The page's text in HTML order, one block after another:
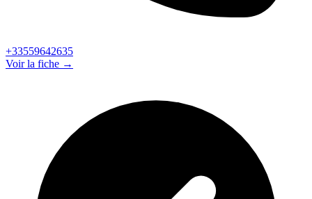
+33559642635
Voir la fiche →